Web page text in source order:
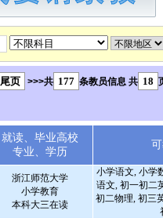
尾页 >>>共 177 条教员信息 共 18
就读、毕业高校
专业、学历
浙江师范大学
小学教育
本科大三在读
小学语文, 小学
语文, 初一初二
初二物理, 初三